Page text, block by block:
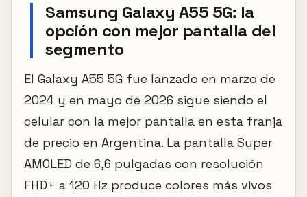
Samsung Galaxy A55 5G: la
opción con mejor pantalla del
segmento
El Galaxy A55 5G fue lanzado en marzo de
2024 y en mayo de 2026 sigue siendo el
celular con la mejor pantalla en esta franja
de precio en Argentina. La pantalla Super
AMOLED de 6,6 pulgadas con resolución
FHD+ a 120 Hz produce colores más vivos